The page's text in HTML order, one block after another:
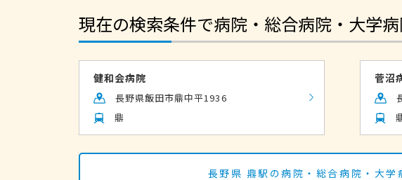
現在の検索条件で病院・総合病院・大学
健和会病院
長野県飯田市鼎中平1936
鼎
菅沼
長野県 鼎駅の病院・総合病院・大学